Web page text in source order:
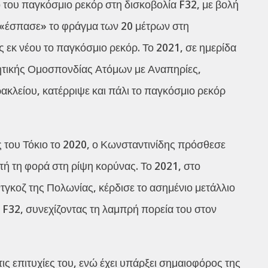
παγκόσμιο ρεκόρ στη δισκοβολία F32, με βολή
το φράγμα των 20 μέτρων στη
εκ νέου το παγκόσμιο ρεκόρ. Το 2021, σε ημερίδα
Ομοσπονδίας Ατόμων με Αναπηρίες,
κατέρριψε και πάλι το παγκόσμιο ρεκόρ
Τόκιο το 2020, ο Κωνσταντινίδης πρόσθεσε
τη φορά στη ρίψη κορύνας. Το 2021, στο
της Πολωνίας, κέρδισε το ασημένιο μετάλλιο
συνεχίζοντας τη λαμπρή πορεία του στον
επιτυχίες του, ενώ έχει υπάρξει σημαιοφόρος της